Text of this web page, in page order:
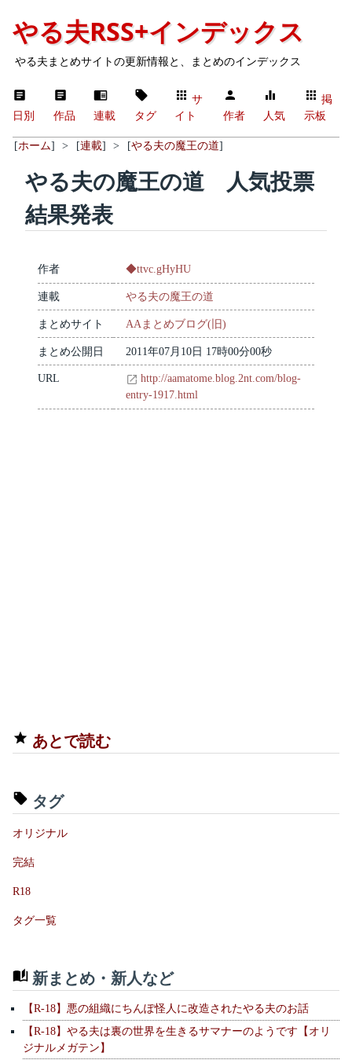
やる夫RSS+インデックス
やる夫まとめサイトの更新情報と、まとめのインデックス
日別 作品 連載 タグ
サ
イト
作者 人気
掲
示板
[ホーム] > [連載] > [やる夫の魔王の道]
やる夫の魔王の道 人気投票
結果発表
作者 ◆ttvc.gHyHU
連載 やる夫の魔王の道
まとめサイト AAまとめブログ(旧)
まとめ公開日 2011年07月10日 17時00分00秒
URL
http://aamatome.blog.2nt.com/blog-
entry-1917.html
あとで読む
タグ
オリジナル
完結
R18
タグ一覧
新まとめ・新人など
【R-18】悪の組織にちんぽ怪人に改造されたやる夫のお話
【R-18】やる夫は裏の世界を生きるサマナーのようです【オリ
ジナルメガテン】